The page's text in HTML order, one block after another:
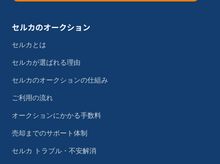
セルカのオークション
セルカとは
セルカが選ばれる理由
セルカのオークションの仕組み
ご利用の流れ
オークションにかかる手数料
売却までのサポート体制
セルカ トラブル・不安解消